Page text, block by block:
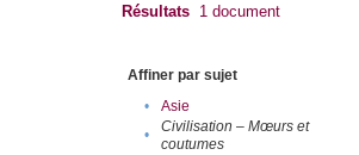
Résultats 1 document
Affiner par sujet
•
Asie
•
Civilisation – Mœurs et
coutumes